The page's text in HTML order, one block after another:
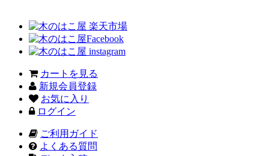
カートを見る
新規会員登録
お気に入り
ログイン
ご利用ガイド
よくある質問